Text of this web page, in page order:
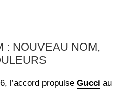
: NOUVEAU NOM,
l’accord propulse Gucci au